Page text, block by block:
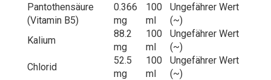
Pantothensäure
(Vitamin B5)
0.366
mg
100
ml
Ungefährer Wert
(~)
Kalium
88.2
mg
100
ml
Ungefährer Wert
(~)
Chlorid
52.5
mg
100
ml
Ungefährer Wert
(~)